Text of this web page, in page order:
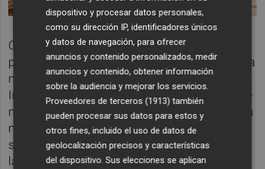
Crecí en las gradas del viejo Mestalla
pasando la pubertad en el norte, y rozando la
madurez en el sur. Mi piel se mantiene firme.
Inerte. Ningún sello de tinta la rubrica. No he
me retratado. Y he tenido ganas. Si algún día
me atreviera, un brazalete en el antebrazo
sellaría mi identidad firmado con tinta negra
las siguientes inicialesAC 138.
dispositivo y procesar datos personales,
como su dirección IP, identificadores únicos
y datos de navegación, para ofrecer
anuncios y contenido personalizados, medir
anuncios y contenido, obtener información
sobre la audiencia y mejorar los servicios.
Proveedores de terceros (1913) también
pueden procesar sus datos para estos y
otros fines, incluido el uso de datos de
geolocalización precisos y características
del dispositivo. Sus elecciones se aplican